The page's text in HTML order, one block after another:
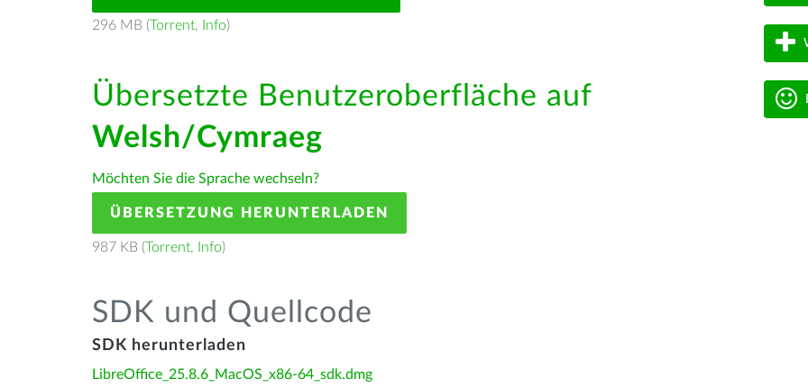
296 MB (Torrent, Info)
Übersetzte Benutzeroberfläche auf
Welsh/Cymraeg
Möchten Sie die Sprache wechseln?
ÜBERSETZUNG HERUNTERLADEN
987 KB (Torrent, Info)
SDK und Quellcode
SDK herunterladen
LibreOffice_25.8.6_MacOS_x86-64_sdk.dmg